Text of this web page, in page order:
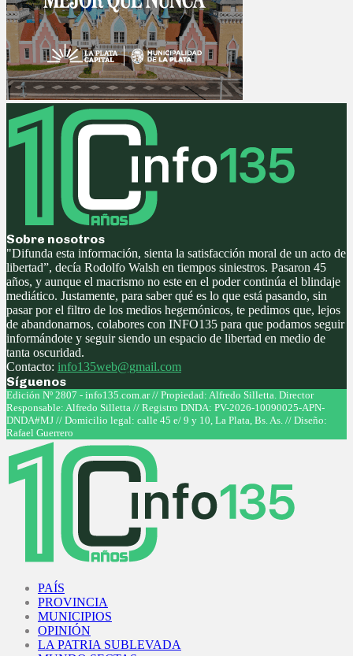
Sobre nosotros
"Difunda esta información, sienta la satisfacción moral de un acto de
libertad”, decía Rodolfo Walsh en tiempos siniestros. Pasaron 45
años, y aunque el macrismo no este en el poder continúa el blindaje
mediático. Justamente, para saber qué es lo que está pasando, sin
pasar por el filtro de los medios hegemónicos, te pedimos que, lejos
de abandonarnos, colabores con INFO135 para que podamos seguir
informándote y seguir siendo un espacio de libertad en medio de
tanta oscuridad.
Contacto: info135web@gmail.com
Síguenos
Facebook
Twitter
Instagram
Youtube
Edición Nº 2807 - info135.com.ar // Propiedad: Alfredo Silletta. Director
Responsable: Alfredo Silletta // Registro DNDA: PV-2026-10090025-APN-
DNDA#MJ // Domicilio legal: calle 45 e/ 9 y 10, La Plata, Bs. As. // Diseño:
Rafael Guerrero
PAÍS
PROVINCIA
MUNICIPIOS
OPINIÓN
LA PATRIA SUBLEVADA